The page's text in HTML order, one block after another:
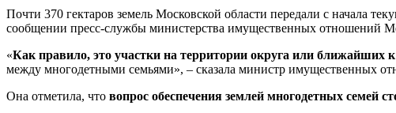
Почти 370 гектаров земель Московской области передали с начала
сообщении пресс-службы министерства имущественных отношений
«Как правило, это участки на территории округа или ближайших
между многодетными семьями», – сказала министр имущественных
Она отметила, что вопрос обеспечения землей многодетных семей